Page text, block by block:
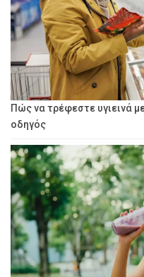
Πώς να τρέφεστε υγιεινά
οδηγός